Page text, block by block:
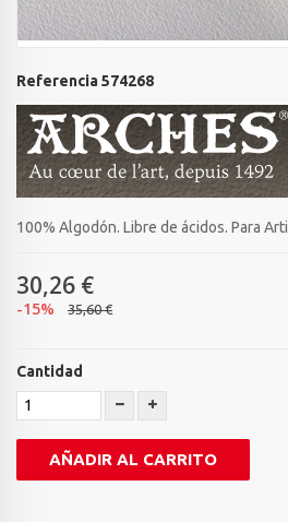
Referencia574268
100% Algodón. Libre de ácidos. Para
30,26 €
-15% 35,60 €
Cantidad
AÑADIR AL CARRITO